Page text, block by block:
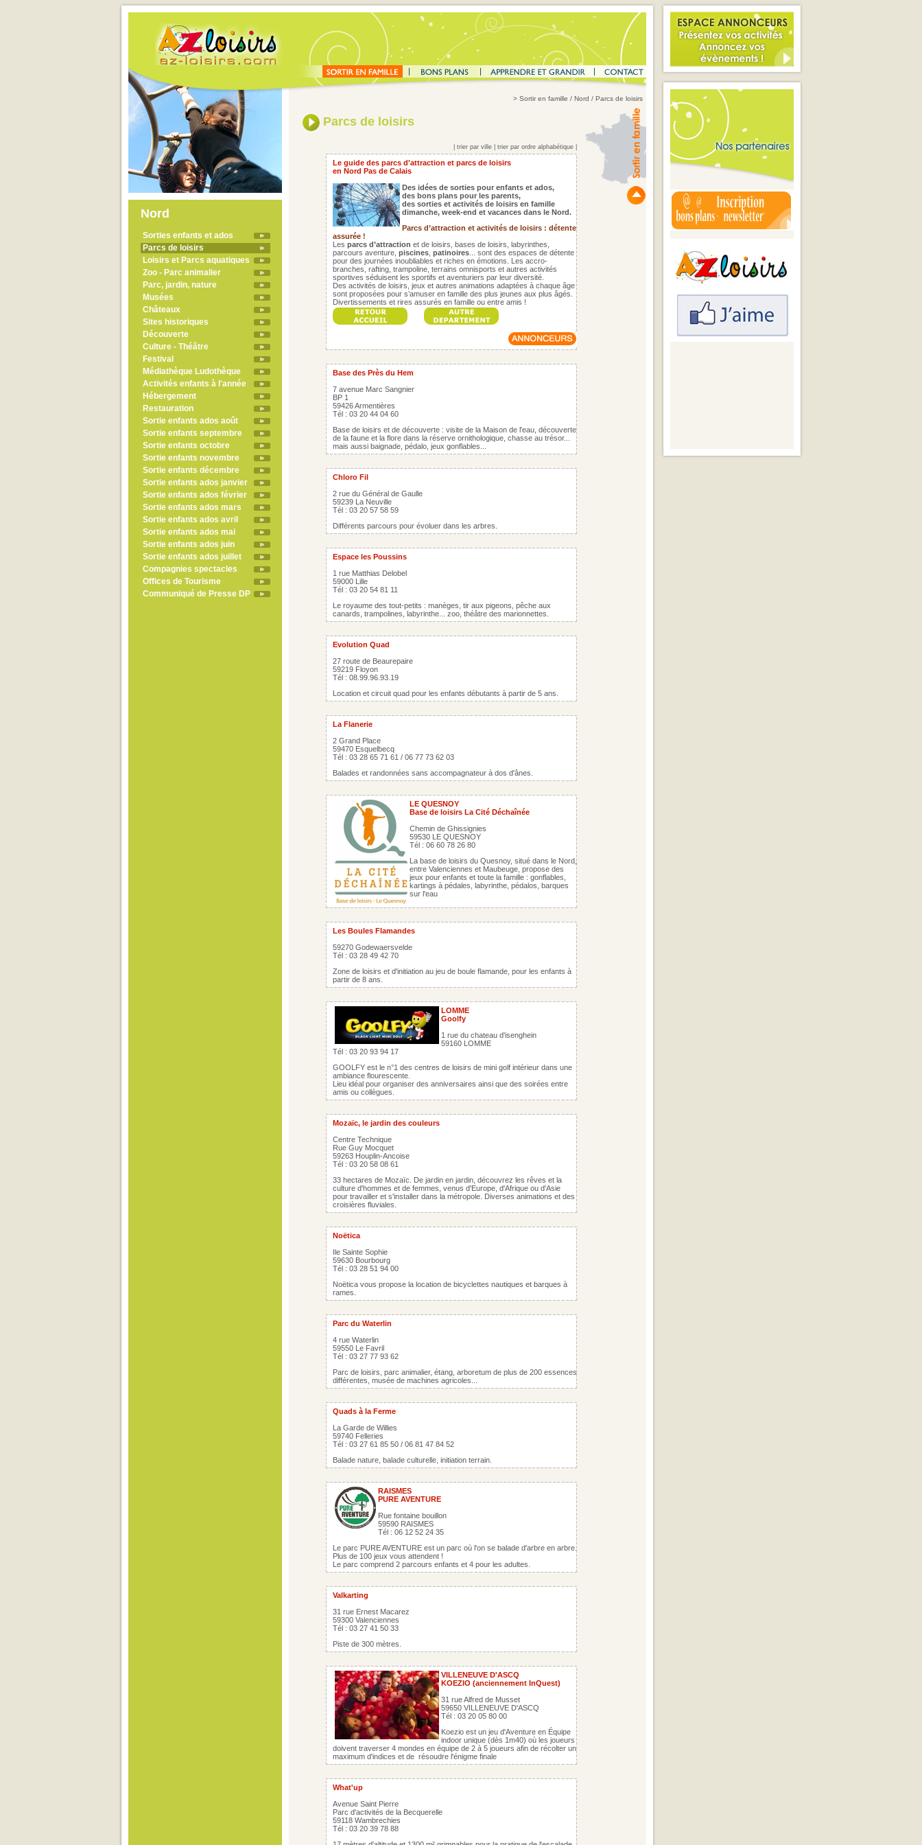
Nord
Sorties enfants et ados
Parcs de loisirs
Loisirs et Parcs aquatiques
Zoo - Parc animalier
Parc, jardin, nature
Musées
Châteaux
Sites historiques
Découverte
Culture - Théâtre
Festival
Médiathèque Ludothèque
Activités enfants à l'année
Hébergement
Restauration
Sortie enfants ados août
Sortie enfants septembre
Sortie enfants octobre
Sortie enfants novembre
Sortie enfants décembre
Sortie enfants ados janvier
Sortie enfants ados février
Sortie enfants ados mars
Sortie enfants ados avril
Sortie enfants ados mai
Sortie enfants ados juin
Sortie enfants ados juillet
Compagnies spectacles
Offices de Tourisme
Communiqué de Presse DP
> Sortir en famille / Nord / Parcs de loisirs
Parcs de loisirs
trier par ville trier par ordre alphabétique
Le guide des parcs d'attraction et parcs de loisirs
en Nord Pas de Calais
Des idées de sorties pour enfants et ados,
des bons plans pour les parents,
des sorties et activités de loisirs en famille
dimanche, week-end et vacances dans le Nord.
Parcs d’attraction et activités de loisirs : détente
assurée !
Les parcs d’attraction et de loisirs, bases de loisirs, labyrinthes,
parcours aventure, piscines patinoires ... sont des espaces de détente
pour des journées inoubliables et riches en émotions. Les accro-
branches, rafting, trampoline, terrains omnisports et autres activités
sportives séduisent les sportifs et aventuriers par leur diversité.
Des activités de loisirs, jeux et autres animations adaptées à chaque âge
sont proposées pour s’amuser en famille des plus jeunes aux plus âgés.
Divertissements et rires assurés en famille ou entre amis !
Base des Près du Hem
7 avenue Marc Sangnier
BP 1
59426 Armentières
Tél : 03 20 44 04 60
Base de loisirs et de découverte : visite de la Maison de l'eau, découverte
de la faune et la flore dans la réserve ornithologique, chasse au trésor...
mais aussi baignade, pédalo, jeux gonflables...
Chloro Fil
2 rue du Général de Gaulle
59239 La Neuville
Tél : 03 20 57 58 59
Différents parcours pour évoluer dans les arbres.
Espace les Poussins
1 rue Matthias Delobel
59000 Lille
Tél : 03 20 54 81 11
Le royaume des tout-petits : manèges, tir aux pigeons, pêche aux
canards, trampolines, labyrinthe... zoo, théâtre des marionnettes.
Evolution Quad
27 route de Beaurepaire
59219 Floyon
Tél : 08.99.96.93.19
Location et circuit quad pour les enfants débutants à partir de 5 ans.
La Flanerie
2 Grand Place
59470 Esquelbecq
Tél : 03 28 65 71 61 / 06 77 73 62 03
Balades et randonnées sans accompagnateur à dos d'ânes.
LE QUESNOY
Base de loisirs La Cité Déchaînée
Chemin de Ghissignies
59530 LE QUESNOY
Tél : 06 60 78 26 80
La base de loisirs du Quesnoy, situé dans le Nord,
entre Valenciennes et Maubeuge, propose des
jeux pour enfants et toute la famille : gonflables,
kartings à pédales, labyrinthe, pédalos, barques
sur l'eau
Les Boules Flamandes
59270 Godewaersvelde
Tél : 03 28 49 42 70
Zone de loisirs et d'initiation au jeu de boule flamande, pour les enfants à
partir de 8 ans.
LOMME
Goolfy
1 rue du chateau d'isenghein
59160 LOMME
Tél : 03 20 93 94 17
GOOLFY est le n°1 des centres de loisirs de mini golf intérieur dans une
ambiance flourescente.
Lieu idéal pour organiser des anniversaires ainsi que des soirées entre
amis ou collègues.
Mozaïc, le jardin des couleurs
Centre Technique
Rue Guy Mocquet
59263 Houplin-Ancoise
Tél : 03 20 58 08 61
33 hectares de Mozaïc. De jardin en jardin, découvrez les rêves et la
culture d'hommes et de femmes, venus d'Europe, d'Afrique ou d'Asie
pour travailler et s'installer dans la métropole. Diverses animations et des
croisières fluviales.
Noëtica
Ile Sainte Sophie
59630 Bourbourg
Tél : 03 28 51 94 00
Noëtica vous propose la location de bicyclettes nautiques et barques à
rames.
Parc du Waterlin
4 rue Waterlin
59550 Le Favril
Tél : 03 27 77 93 62
Parc de loisirs, parc animalier, étang, arboretum de plus de 200 essences
différentes, musée de machines agricoles...
Quads à la Ferme
La Garde de Willies
59740 Felleries
Tél : 03 27 61 85 50 / 06 81 47 84 52
Balade nature, balade culturelle, initiation terrain.
RAISMES
PURE AVENTURE
Rue fontaine bouillon
59590 RAISMES
Tél : 06 12 52 24 35
Le parc PURE AVENTURE est un parc où l'on se balade d'arbre en arbre.
Plus de 100 jeux vous attendent !
Le parc comprend 2 parcours enfants et 4 pour les adultes.
Valkarting
31 rue Ernest Macarez
59300 Valenciennes
Tél : 03 27 41 50 33
Piste de 300 mètres.
VILLENEUVE D'ASCQ
KOEZIO (anciennement InQuest)
31 rue Alfred de Musset
59650 VILLENEUVE D'ASCQ
Tél : 03 20 05 80 00
Koezio est un jeu d'Aventure en Équipe
indoor unique (dès 1m40) où les joueurs
doivent traverser 4 mondes en équipe de 2 à 5 joueurs afin de récolter un
maximum d'indices et de résoudre l'énigme finale
What'up
Avenue Saint Pierre
Parc d'activités de la Becquerelle
59118 Wambrechies
Tél : 03 20 39 78 88